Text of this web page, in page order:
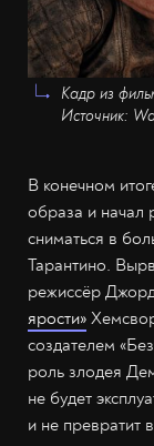
Кадр из
Источник:
В конечном
образа и начал
сниматься в
Тарантино.
режиссёр
ярости»
создателем
роль злодея
не будет
и не превратит